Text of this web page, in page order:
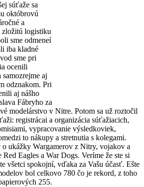
súťaže sa
októbrovú
a
logistiku
sme odmeneí
iba kladné
sme pri
ocenili
aj
odznakom. Pri
aj nášho
Fábryho za
modelárstvo v Nitre. Potom sa už roztočil
registrácai a organizácia súťažiacich,
vypracovanie výsledkoviek,
to nákupy a stretnutia s kolegami.
o ukážky Wargamerov z Nitry, vojakov a
Eagles a War Dogs. Veríme že ste si
všetci spokojní, vďaka za Vašu účasť. Ešte
bol celkovo 780 čo je rekord, z toho
255.